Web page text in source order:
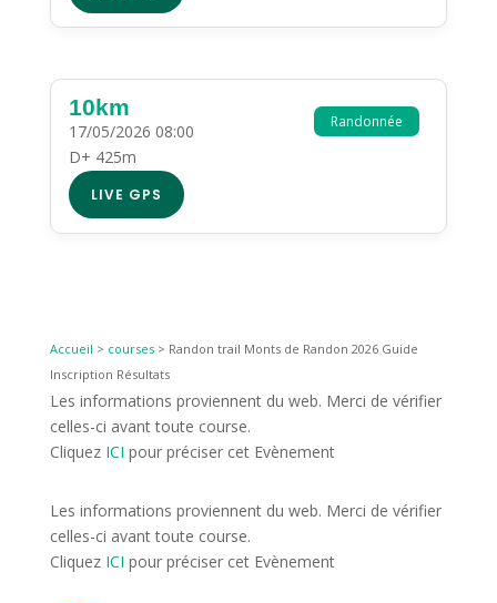
Randonnée
10km
17/05/2026 08:00
D+ 425m
LIVE GPS
Accueil > courses> Randon trail Monts de Randon 2026 Guide
Inscription Résultats
Les informations proviennent du web. Merci de vérifier
celles-ci avant toute course.
Cliquez ICI pour préciser cet Evènement
Les informations proviennent du web. Merci de vérifier
celles-ci avant toute course.
Cliquez ICI pour préciser cet Evènement